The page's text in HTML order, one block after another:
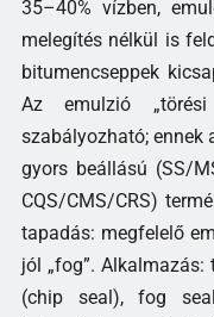
35–40% vízben,
melegítés nélkül is
bitumencseppek
Az emulzió
szabályozható; ennek
gyors beállású (SS/
CQS/CMS/CRS)
tapadás: megfelelő
jól „fog”.
(chip seal), fog